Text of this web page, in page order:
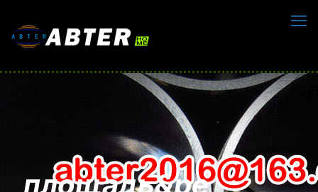
площадь&ре